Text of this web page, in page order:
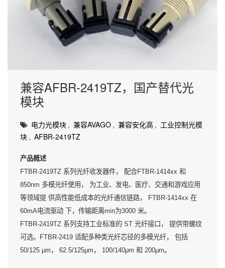
兼容AFBR-2419TZ，国产替代光
模块
电力光模块 , 兼容AVAGO , 兼容安化高 , 工业控制光模
块 , AFBR-2419TZ
产品概述
FTBR-2419TZ 系列光纤收发器件， 配合FTBR-1414xx 和
850nm 多模光纤使用， 为工业、发电、医疗、交通和游戏应用
等领域提 供高性能低成本的光纤通信链路， FTBR-1414xx 在
60mA电流驱动 下，传输距离min为3000 米。
FTBR-2419TZ 系列支持工业标准的 ST 光纤接口， 提供带螺纹
可选。FTBR-2419 适配多种类光纤芯径的多模光纤， 包括
50/125 μm， 62.5/125μm， 100/140μm 和 200μm。